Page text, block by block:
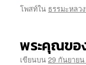
โพสท์ใน ธรรมะหลว
พระคุณขอ
เขียนบน29 กันยายน